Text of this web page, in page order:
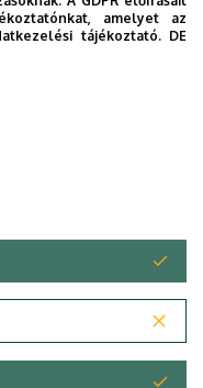
amelyet az
tájékoztató. DE
tanszékvezető